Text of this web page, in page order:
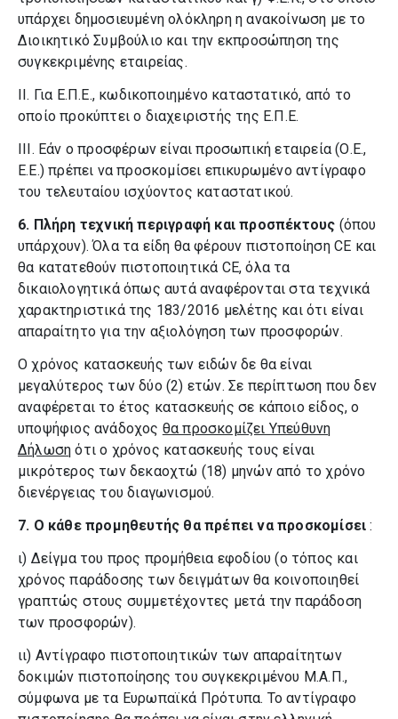
υπάρχει δημοσιευμένη ολόκληρη η ανακοίνωση με το
Διοικητικό Συμβούλιο και την εκπροσώπηση της
συγκεκριμένης εταιρείας.
II. Για Ε.Π.Ε., κωδικοποιημένο καταστατικό, από το
οποίο προκύπτει ο διαχειριστής της Ε.Π.Ε.
III. Εάν ο προσφέρων είναι προσωπική εταιρεία (Ο.Ε.,
Ε.Ε.) πρέπει να προσκομίσει επικυρωμένο αντίγραφο
του τελευταίου ισχύοντος καταστατικού.
6. Πλήρη τεχνική περιγραφή και προσπέκτους (όπου
υπάρχουν). Όλα τα είδη θα φέρουν πιστοποίηση CE και
θα κατατεθούν πιστοποιητικά CE, όλα τα
δικαιολογητικά όπως αυτά αναφέρονται στα τεχνικά
χαρακτηριστικά της 183/2016 μελέτης και ότι είναι
απαραίτητο για την αξιολόγηση των προσφορών.
Ο χρόνος κατασκευής των ειδών δε θα είναι
μεγαλύτερος των δύο (2) ετών. Σε περίπτωση που δεν
αναφέρεται το έτος κατασκευής σε κάποιο είδος, ο
υποψήφιος ανάδοχος θα προσκομίζει Υπεύθυνη
Δήλωση ότι ο χρόνος κατασκευής τους είναι
μικρότερος των δεκαοχτώ (18) μηνών από το χρόνο
διενέργειας του διαγωνισμού.
7. Ο κάθε προμηθευτής θα πρέπει να προσκομίσει :
ι) Δείγμα του προς προμήθεια εφοδίου (ο τόπος και
χρόνος παράδοσης των δειγμάτων θα κοινοποιηθεί
γραπτώς στους συμμετέχοντες μετά την παράδοση
των προσφορών).
ιι) Αντίγραφο πιστοποιητικών των απαραίτητων
δοκιμών πιστοποίησης του συγκεκριμένου Μ.Α.Π.,
σύμφωνα με τα Ευρωπαϊκά Πρότυπα. Το αντίγραφο